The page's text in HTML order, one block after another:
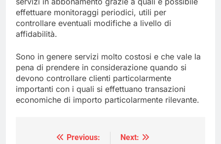
effettuare monitoraggi periodici, utili per
controllare eventuali modifiche a livello di
affidabilità.
Sono in genere servizi molto costosi e che vale la
pena di prendere in considerazione quando si
devono controllare clienti particolarmente
importanti con i quali si effettuano transazioni
economiche di importo particolarmente rilevante.
Navigazione
Previous:
Next: